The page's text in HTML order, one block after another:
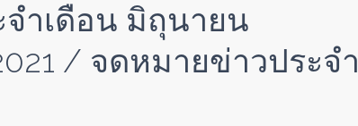
ำเดือน มิถุนายน
/ จดหมายข่าวประจำ